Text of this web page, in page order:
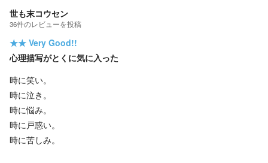
世も末コウセン
36件のレビューを投稿
★★ Very Good!!
心理描写がとくに気に入った
時に笑い。
時に泣き。
時に悩み。
時に戸惑い。
時に苦しみ。